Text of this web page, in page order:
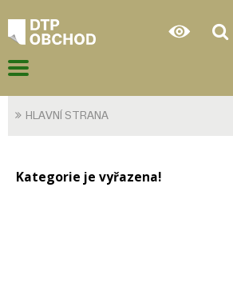
HLAVNÍ STRANA
Kategorie je vyřazena!